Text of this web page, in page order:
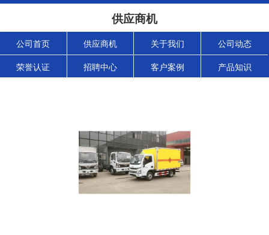
供应商机
公司首页 供应商机 关于我们 公司动态
荣誉认证 招聘中心 客户案例 产品知识